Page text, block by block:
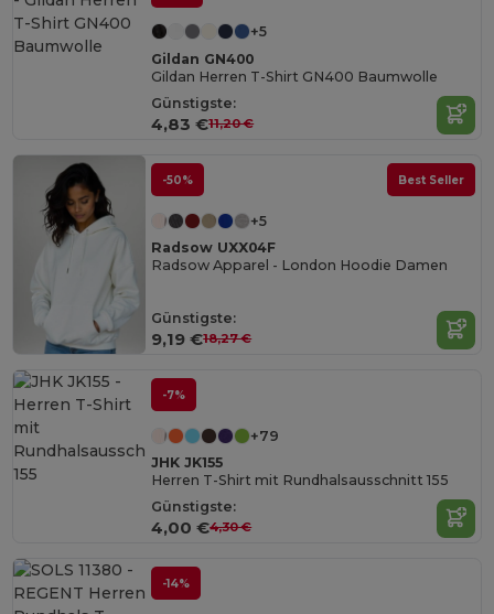
+5
Gildan GN400
Gildan Herren T-Shirt GN400 Baumwolle
Günstigste:
4,83 €11,20 €
-50% Best Seller
+5
Radsow UXX04F
Radsow Apparel - London Hoodie Damen
Günstigste:
9,19 €18,27 €
-7%
+79
JHK JK155
Herren T-Shirt mit Rundhalsausschnitt 155
Günstigste:
4,00 €4,30 €
-14%